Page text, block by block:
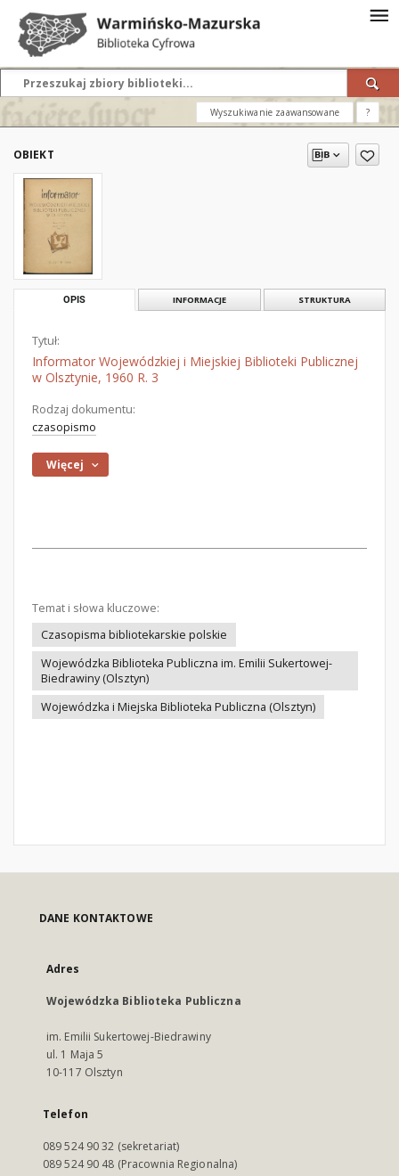
Wyszukiwanie zaawansowane ?
OBIEKT
OPIS INFORMACJE STRUKTURA
Tytuł:
Informator Wojewódzkiej i Miejskiej Biblioteki Publicznej
w Olsztynie, 1960 R. 3
Rodzaj dokumentu:
czasopismo
Więcej
Temat i słowa kluczowe:
Czasopisma bibliotekarskie polskie
Wojewódzka Biblioteka Publiczna im. Emilii Sukertowej-
Biedrawiny (Olsztyn)
Wojewódzka i Miejska Biblioteka Publiczna (Olsztyn)
DANE KONTAKTOWE
Adres
Wojewódzka Biblioteka Publiczna
im. Emilii Sukertowej-Biedrawiny
ul. 1 Maja 5
10-117 Olsztyn
Telefon
089 524 90 32 (sekretariat)
089 524 90 48 (Pracownia Regionalna)